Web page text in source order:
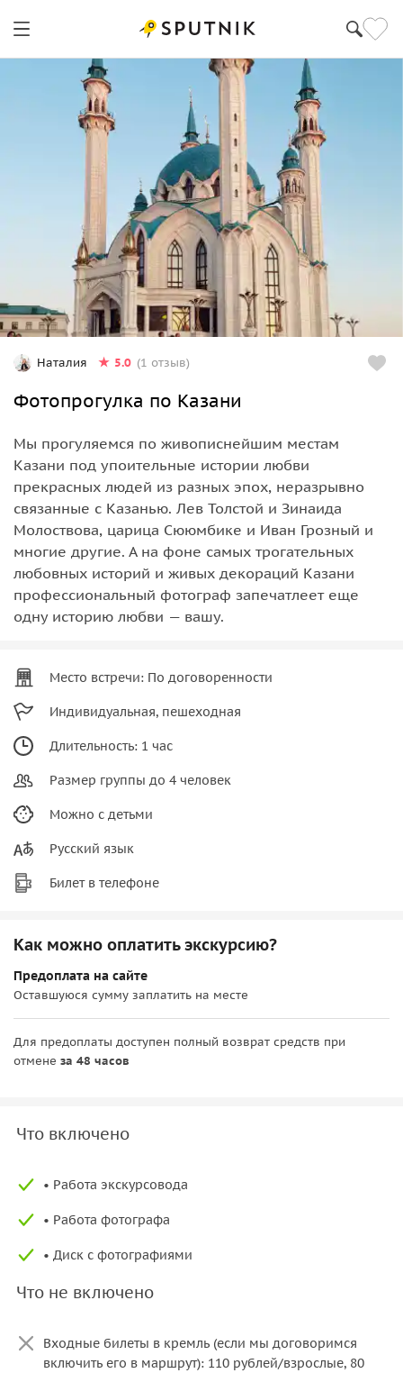
Наталия 5.0 (1 отзыв)
Фотопрогулка по Казани
Мы прогуляемся по живописнейшим местам
Казани под упоительные истории любви
прекрасных людей из разных эпох, неразрывно
связанные с Казанью. Лев Толстой и Зинаида
Молоствова, царица Сююмбике и Иван Грозный и
многие другие. А на фоне самых трогательных
любовных историй и живых декораций Казани
профессиональный фотограф запечатлеет еще
одну историю любви — вашу.
Место встречи: По договоренности
Индивидуальная, пешеходная
Длительность: 1 час
Размер группы до 4 человек
Можно с детьми
Русский язык
Билет в телефоне
Как можно оплатить экскурсию?
Предоплата на сайте
Оставшуюся сумму заплатить на месте
Для предоплаты доступен полный возврат средств при
отмене за 48 часов
Что включено
• Работа экскурсовода
• Работа фотографа
• Диск с фотографиями
Что не включено
Входные билеты в кремль (если мы договоримся
включить его в маршрут): 110 рублей/взрослые, 80